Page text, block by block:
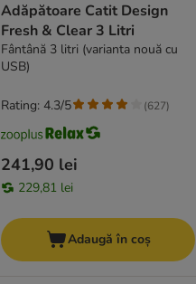
Adăpătoare Catit Design
Fresh & Clear 3 Litri
Fântână 3 litri (varianta nouă cu
USB)
241,90 lei
229,81 lei
Rating: 4.3/5 (627)
Adaugă în coș